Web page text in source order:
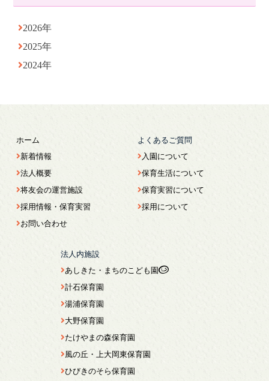
2026年
2025年
2024年
ホーム
新着情報
法人概要
将友会の運営施設
採用情報・保育実習
お問い合わせ
よくあるご質問
入園について
保育生活について
保育実習について
採用について
法人内施設
あしきた・まちのこども園
計石保育園
湯浦保育園
大野保育園
たけやまの森保育園
風の丘・上大岡東保育園
ひびきのそら保育園